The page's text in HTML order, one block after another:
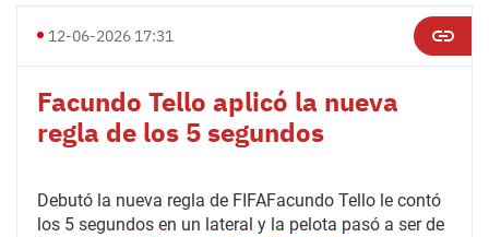
12-06-2026 17:31
Facundo Tello aplicó la nueva
regla de los 5 segundos
Debutó la nueva regla de FIFAFacundo Tello le contó
los 5 segundos en un lateral y la pelota pasó a ser de